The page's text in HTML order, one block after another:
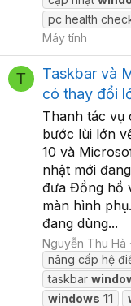
pc health
Máy tính
T
Taskbar và
có thay đổi
Thanh tác vụ
bước lùi lớn
10 và
nhật mới
đưa Đồng hồ
màn hình
đang dùng...
Nguyễn Thu Hà
nâng cấp hệ
taskbar
windows 11